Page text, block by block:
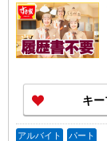
キ
アルバイト パート